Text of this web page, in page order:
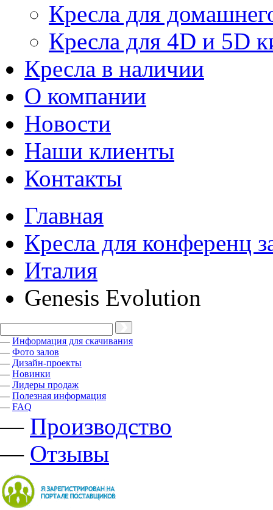
Кресла для
Кресла для 4D и 5D
Кресла в наличии
О компании
Новости
Наши клиенты
Контакты
Главная
Кресла для конференц
Италия
Genesis Evolution
— Информация для скачивания
— Фото залов
— Дизайн-проекты
— Новинки
— Лидеры продаж
— Полезная информация
— FAQ
— Производство
— Отзывы